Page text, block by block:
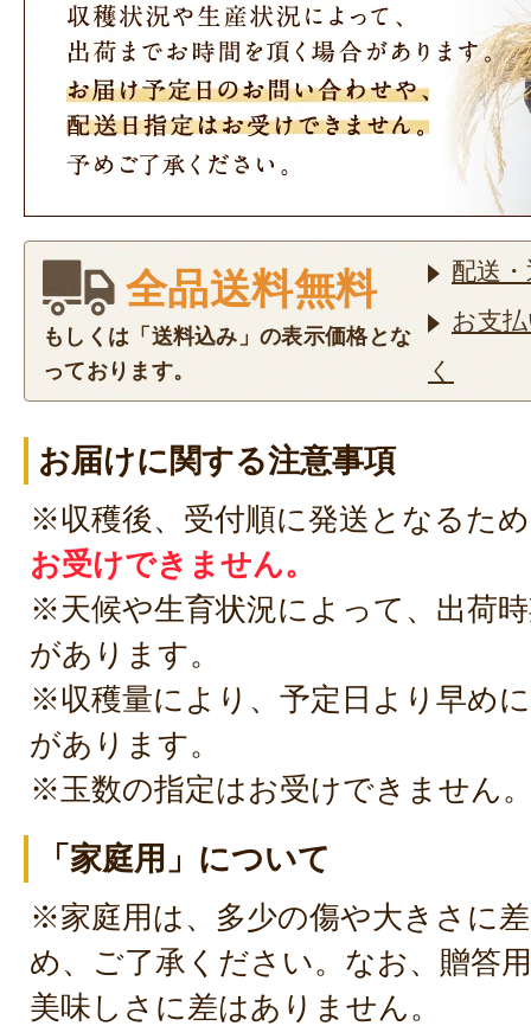
全品送料無料
もしくは「送料込み」の表示価格とな
っております。
配送
お支
く
お届けに関する注意事項
※収穫後、受付順に発送となるため
お受けできません。
※天候や生育状況によって、出荷
があります。
※収穫量により、予定日より早め
があります。
※玉数の指定はお受けできません
「家庭用」について
※家庭用は、多少の傷や大きさに
め、ご了承ください。なお、贈答
美味しさに差はありません。